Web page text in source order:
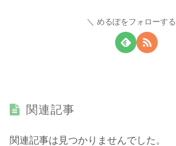
めるぽをフォローする
関連記事
関連記事は見つかりませんでした。